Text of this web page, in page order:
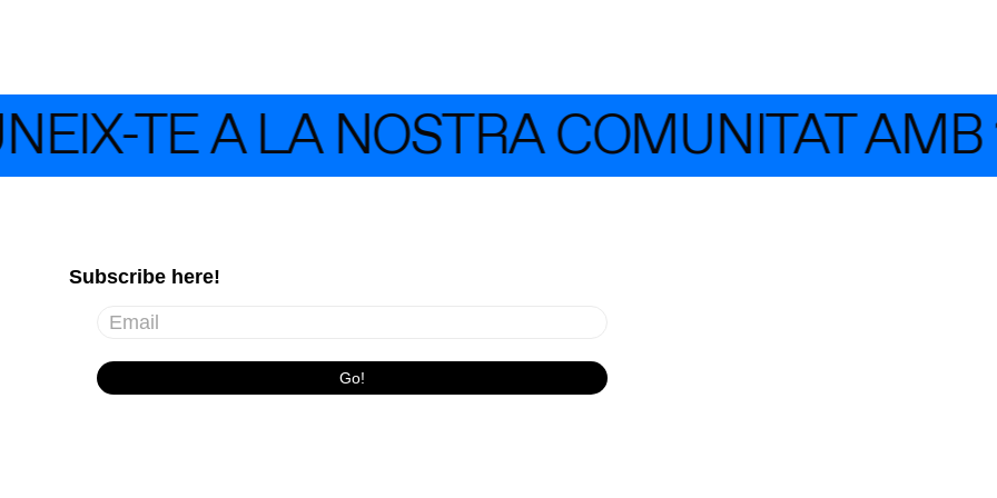
TE A LA NOSTRA COMUNITAT AMB